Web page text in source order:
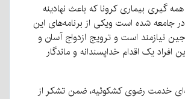
گیری بیماری کرونا که باعث نهادینه
جامعه شده است ویکی از برنامه‌های این
نیازمند است و ترویج ازدواج آسان و
افراد یک اقدام خداپسندانه و ماندگار
خدمت رضوی کشکوئیه، ضمن تشکر از